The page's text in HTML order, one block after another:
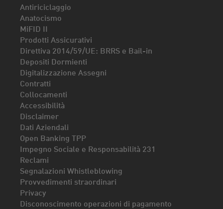
Antiriciclaggio
Anatocismo
MiFID II
Prodotti Assicurativi
Direttiva 2014/59/UE: BRRS e Bail-in
Depositi Dormienti
Digitalizzazione Assegni
Contratti
Collocamenti
Accessibilità
Disclaimer
Dati Aziendali
Open Banking TPP
Impegno Sociale e Responsabilità 231
Reclami
Segnalazioni Whistleblowing
Provvedimenti straordinari
Privacy
Disconoscimento operazioni di pagamento